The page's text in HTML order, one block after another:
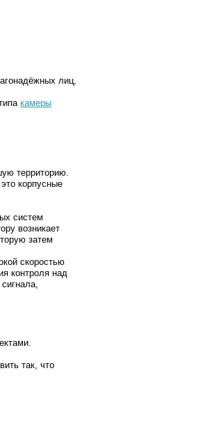
лиц,
камеры
территорию.
корпусные
систем
возникает
затем
скоростью
контроля над
так, что